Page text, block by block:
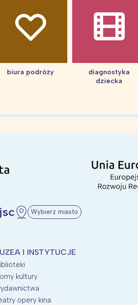
biura podróży
diagnostyka
dziecka
Wybierz miasto
I INSTYTUCJE
kultury
opery kina